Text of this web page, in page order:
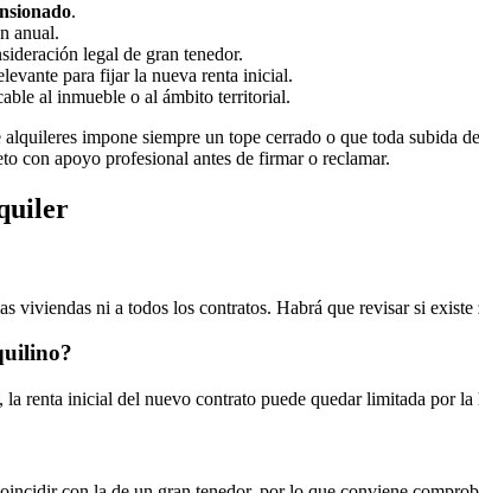
.
anual.
legal de gran tenedor.
para fijar la nueva renta inicial.
al inmueble o al ámbito territorial.
alquileres impone siempre un tope cerrado o que toda subida
con apoyo profesional antes de firmar o reclamar.
viviendas ni a todos los contratos. Habrá que revisar si existe
renta inicial del nuevo contrato puede quedar limitada por